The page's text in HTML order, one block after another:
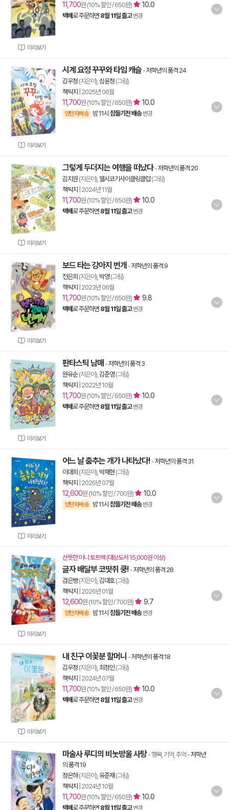
미리보기
11,700원 (10% 할인 / 650원) 10.0
택배로 주문하면 8월 11일 출고 변경
미리보기
시계 요정 꾸꾸와 타임 캐슬 -저학년의 품격 24
김우정 (지은이), 심윤정 (그림)
책딱지
2025년 06월
11,700원 (10% 할인 / 650원) 10.0
양탄자배송 밤 11시 잠들기전 배송 변경
미리보기
그렇게 두더지는 여행을 떠났다-저학년의 품격 20
김지원 (지은이), 웰시코기사이클링클럽(그림)
책딱지
2024년 11월
11,700원 (10% 할인 / 650원) 10.0
택배로 주문하면 8월 11일 출고 변경
미리보기
보드 타는 강아지 번개 -저학년의 품격 9
전은희 (지은이), 박영(그림)
책딱지
2023년 06월
11,700원 (10% 할인 / 650원) 9.8
택배로 주문하면 8월 11일 출고 변경
미리보기
판타스틱 남매 -저학년의 품격 3
원유순(지은이), 김준영(그림)
책딱지
2022년 10월
11,700원 (10% 할인 / 650원) 10.0
택배로 주문하면 8월 11일 출고 변경
미리보기
어느 날 춤추는 개가 나타났다! -저학년의 품격 31
이대희 (지은이), 박재현 (그림)
책딱지
2026년 07월
12,600원 (10% 할인 / 700원) 10.0
양탄자배송 밤 11시 잠들기전 배송 변경
미리보기
산뜻한 미니 토트백 (대상도서 15,000원 이상)
글자 배달부 코땃쥐 쿵! -저학년의 품격 28
검은빵(지은이), 김대호(그림)
책딱지
2026년 01월
12,600원 (10% 할인 / 700원) 9.7
양탄자배송 밤 11시 잠들기전 배송 변경
미리보기
내 친구 이꽃분 할머니 -저학년의 품격 18
김우정 (지은이), 최정인 (그림)
책딱지
2024년 07월
11,700원 (10% 할인 / 650원) 10.0
택배로 주문하면 8월 11일 출고 변경
마술사 루디의 비눗방울 사탕- 행복, 기억, 추억 -저학년
의 품격 19
정온하(지은이), 유준재 (그림)
책딱지
2024년 10월
11,700원 (10% 할인 / 650원) 10.0
택배로 주문하면 8월 11일 출고 변경